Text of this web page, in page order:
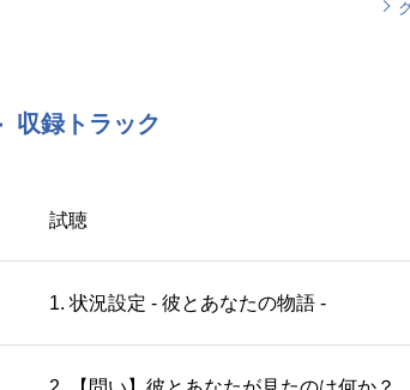
収録トラック
試聴
1. 状況設定 - 彼とあなたの物語 -